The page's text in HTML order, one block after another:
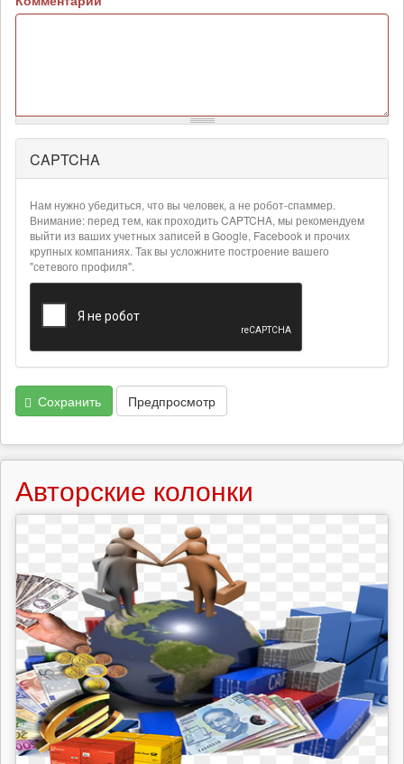
Более
подробная
информация
текстовых
форматах
CAPTCHA
Нам нужно убедиться, что вы человек, а не робот-спаммер.
Внимание: перед тем, как проходить CAPTCHA, мы рекомендуем
выйти из ваших учетных записей в Google, Facebook и прочих
крупных компаниях. Так вы усложните построение вашего
"сетевого профиля".
Сохранить Предпросмотр
Авторские колонки